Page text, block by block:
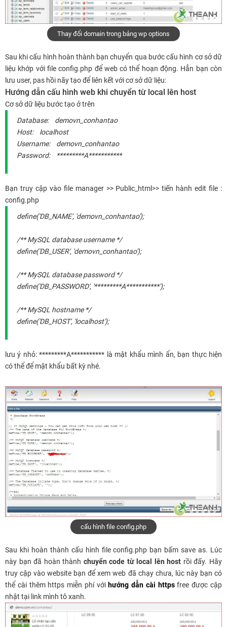
Thay đổi domain trong bảng wp options
Sau khi cấu hình hoàn thành bạn chuyển qua bước cấu hình cơ sở dữ
liệu khớp với file config.php để web có thể hoạn động. Hẳn bạn còn
lưu user, pas hồi nãy tạo để liên kết với cơ sở dữ liệu:
Hướng dẫn cấu hình web khi chuyển từ local lên host
Cơ sở dữ liệu bước tạo ở trên
Database: demovn_conhantao
Host: localhost
Username: demovn_conhantao
Password: *********A***********
Bạn truy cập vào file manager >> Public_html>> tiến hành edit file :
config.php
define('DB_NAME', 'demovn_conhantao');
/** MySQL database username */
define('DB_USER', 'demovn_conhantao');
/** MySQL database password */
define('DB_PASSWORD', '*********A***********');
/** MySQL hostname */
define('DB_HOST', 'localhost');
lưu ý nhỏ: *********A*********** là mật khẩu mình ẩn, bạn thực hiện
có thể để mật khẩu bất kỳ nhé.
cấu hình file config.php
Sau khi hoàn thành cấu hình file config.php bạn bấm save as. Lúc
này bạn đã hoàn thành chuyển code từ local lên host rồi đấy. Hãy
truy cập vào website bạn để xem web đã chạy chưa, lúc này bạn có
thể cài thêm https miễn phí với hướng dẫn cài httpsfree được cập
nhật tại link mình tô xanh.